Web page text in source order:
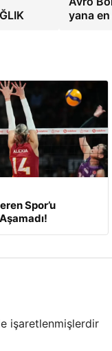
yana
Spor’u
işaretlenmişlerdir